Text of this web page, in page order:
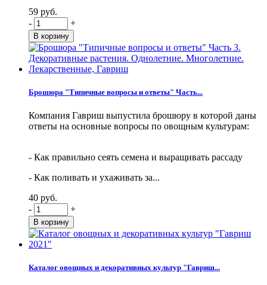
59 руб.
-
+
Брошюра "Типичные вопросы и ответы" Часть...
Компания Гавриш выпустила брошюру в которой даны
ответы на основные вопросы по овощным культурам:
- Как правильно сеять семена и выращивать рассаду
- Как поливать и ухаживать за...
40 руб.
-
+
Каталог овощных и декоративных культур "Гавриш...